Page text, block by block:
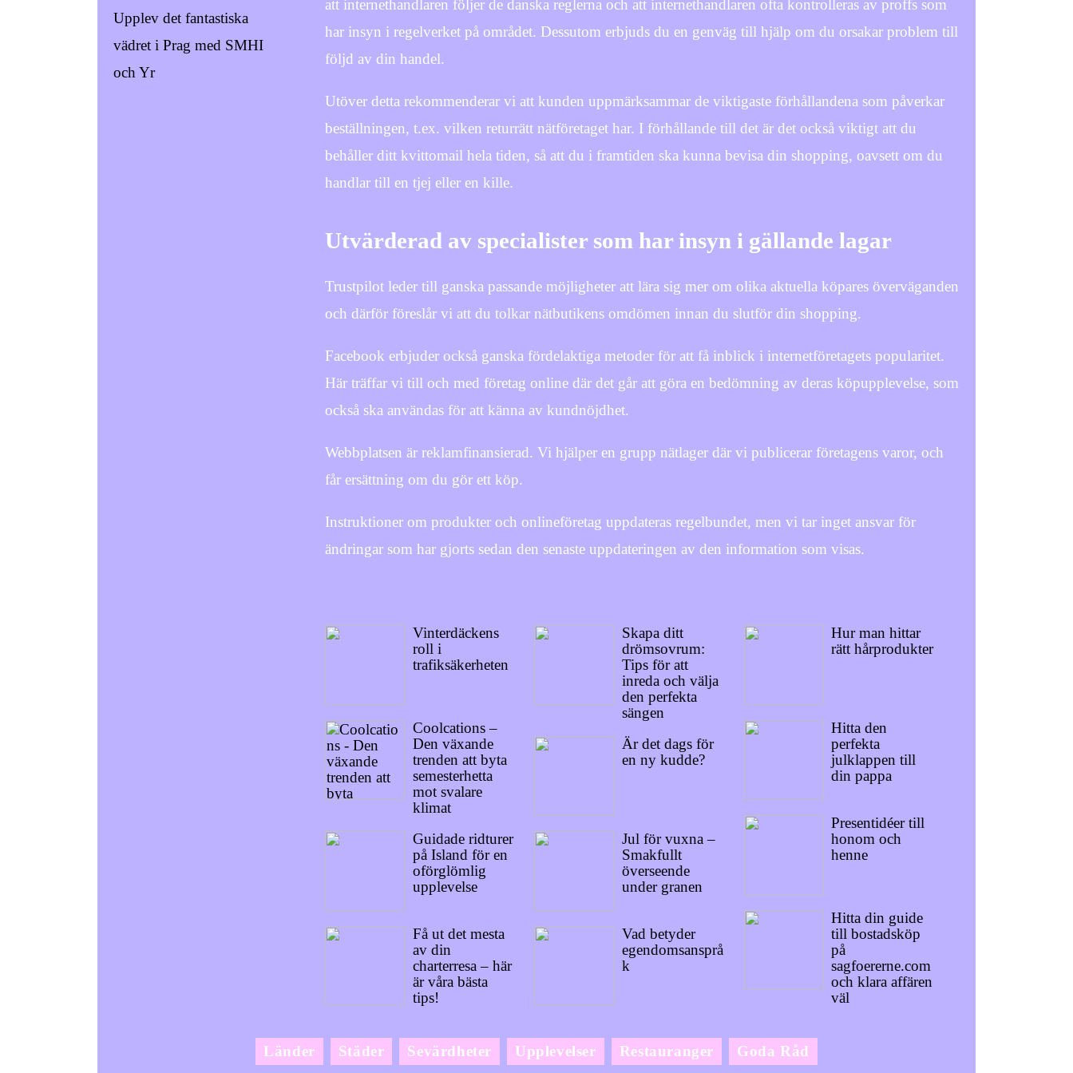
att internethandlaren följer de danska reglerna och att internethandlaren ofta kontrolleras av proffs som
har insyn i regelverket på området. Dessutom erbjuds du en genväg till hjälp om du orsakar problem till
följd av din handel.
Utöver detta rekommenderar vi att kunden uppmärksammar de viktigaste förhållandena som påverkar
beställningen, t.ex. vilken returrätt nätföretaget har. I förhållande till det är det också viktigt att du
behåller ditt kvittomail hela tiden, så att du i framtiden ska kunna bevisa din shopping, oavsett om du
handlar till en tjej eller en kille.
Utvärderad av specialister som har insyn i gällande lagar
Trustpilot leder till ganska passande möjligheter att lära sig mer om olika aktuella köpares överväganden
och därför föreslår vi att du tolkar nätbutikens omdömen innan du slutför din shopping.
Facebook erbjuder också ganska fördelaktiga metoder för att få inblick i internetföretagets popularitet.
Här träffar vi till och med företag online där det går att göra en bedömning av deras köpupplevelse, som
också ska användas för att känna av kundnöjdhet.
Webbplatsen är reklamfinansierad. Vi hjälper en grupp nätlager där vi publicerar företagens varor, och
får ersättning om du gör ett köp.
Instruktioner om produkter och onlineföretag uppdateras regelbundet, men vi tar inget ansvar för
ändringar som har gjorts sedan den senaste uppdateringen av den information som visas.
Vinterdäckens
roll i
trafiksäkerheten
Coolcations –
Den växande
trenden att byta
semesterhetta
mot svalare
klimat
Guidade ridturer
på Island för en
oförglömlig
upplevelse
Få ut det mesta
av din
charterresa – här
är våra bästa
tips!
Skapa ditt
drömsovrum:
Tips för att
inreda och välja
den perfekta
sängen
Är det dags för
en ny kudde?
Jul för vuxna –
Smakfullt
överseende
under granen
Vad betyder
egendomsansprå
k
Hur man hittar
rätt hårprodukter
Hitta den
perfekta
julklappen till
din pappa
Presentidéer till
honom och
henne
Hitta din guide
till bostadsköp
på
sagfoererne.com
och klara affären
väl
Upplev det fantastiska
vädret i Prag med SMHI
och Yr
Länder Städer Sevärdheter Upplevelser Restauranger Goda Råd